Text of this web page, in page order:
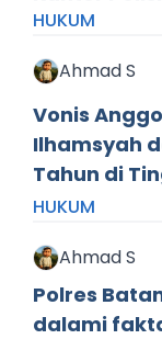
HUKUM
Ahmad S
Vonis
Ilhamsyah
Tahun di
HUKUM
Ahmad S
Polres
dalami